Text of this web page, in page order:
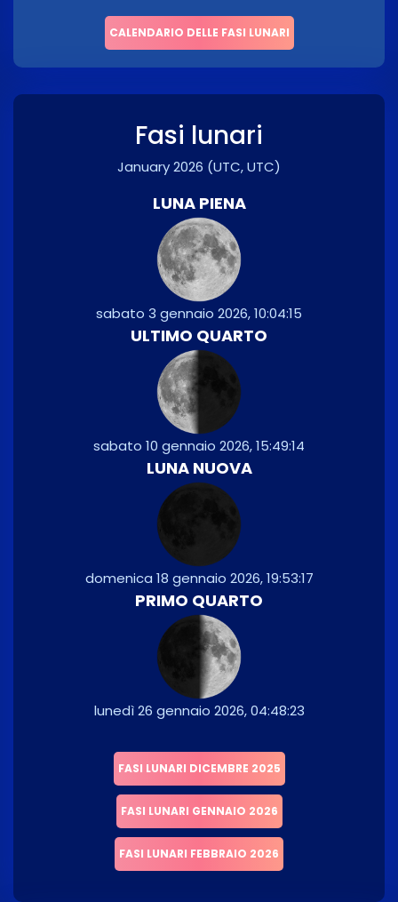
CALENDARIO DELLE FASI LUNARI
Fasi lunari
January 2026 (UTC, UTC)
LUNA PIENA
sabato 3 gennaio 2026, 10:04:15
ULTIMO QUARTO
sabato 10 gennaio 2026, 15:49:14
LUNA NUOVA
domenica 18 gennaio 2026, 19:53:17
PRIMO QUARTO
lunedì 26 gennaio 2026, 04:48:23
FASI LUNARI DICEMBRE 2025
FASI LUNARI GENNAIO 2026
FASI LUNARI FEBBRAIO 2026